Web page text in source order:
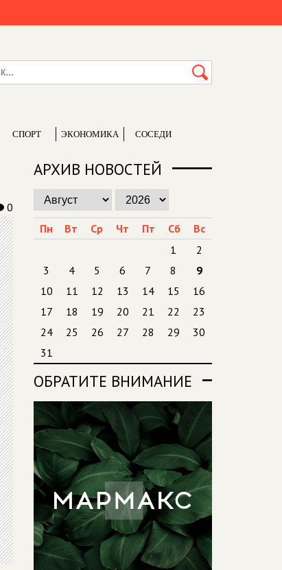
СПОРТ ЭКОНОМИКА СОСЕДИ
0
АРХИВ НОВОСТЕЙ
Пн Вт Ср Чт Пт Сб
Вс
1
2
3
4 5 6 7 8
9
10
11 12 13 14 15
16
17
18 19 20 21 22
23
24
25 26 27 28 29
30
31
ОБРАТИТЕ ВНИМАНИЕ